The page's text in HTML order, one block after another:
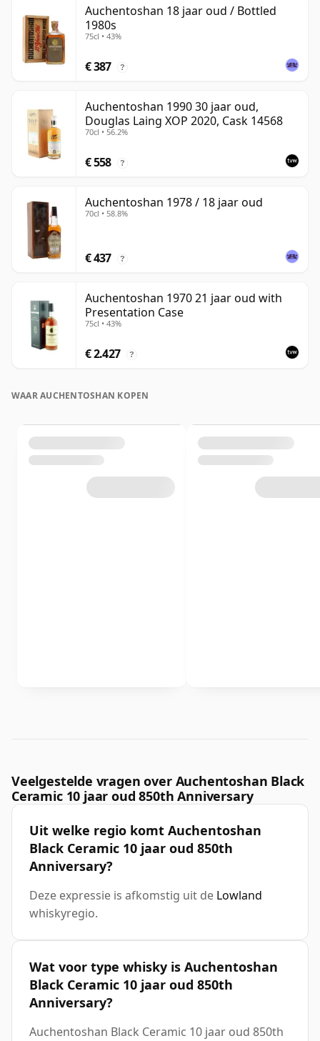
Auchentoshan 18 jaar oud / Bottled
1980s
75cl • 43%
€ 387 ?
Auchentoshan 1990 30 jaar oud,
Douglas Laing XOP 2020, Cask 14568
70cl • 56.2%
€ 558 ?
Auchentoshan 1978 / 18 jaar oud
70cl • 58.8%
€ 437 ?
Auchentoshan 1970 21 jaar oud with
Presentation Case
75cl • 43%
€ 2.427 ?
WAAR AUCHENTOSHAN KOPEN
Veelgestelde vragen over Auchentoshan Black
Ceramic 10 jaar oud 850th Anniversary
Uit welke regio komt Auchentoshan
Black Ceramic 10 jaar oud 850th
Anniversary?
Deze expressie is afkomstig uit de Lowland
whiskyregio.
Wat voor type whisky is Auchentoshan
Black Ceramic 10 jaar oud 850th
Anniversary?
Auchentoshan Black Ceramic 10 jaar oud 850th